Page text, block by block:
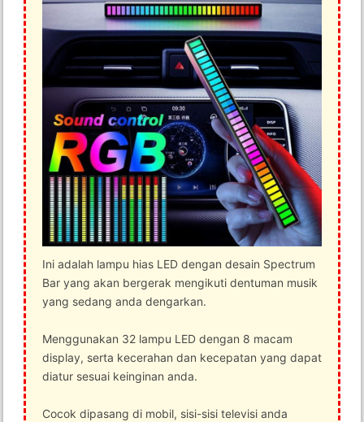
Ini adalah lampu hias LED dengan desain Spectrum
Bar yang akan bergerak mengikuti dentuman musik
yang sedang anda dengarkan.
Menggunakan 32 lampu LED dengan 8 macam
display, serta kecerahan dan kecepatan yang dapat
diatur sesuai keinginan anda.
Cocok dipasang di mobil, sisi-sisi televisi anda